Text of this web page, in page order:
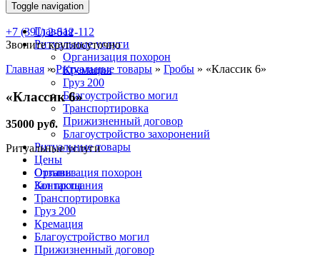
Toggle navigation
Главная
Ритуальные услуги
Организация похорон
Кремация
Груз 200
Благоустройство могил
Транспортировка
Прижизненный договор
Благоустройство захоронений
Ритуальные товары
Цены
Отзывы
Контакты
+7 (391) 2-512-112
Звоните круглосуточно
Главная »Ритуальные товары » Гробы » «Классик 6»
«Классик 6»
35000 руб.
Ритуальные услуги
Организация похорон
Зал прощания
Транспортировка
Груз 200
Кремация
Благоустройство могил
Прижизненный договор